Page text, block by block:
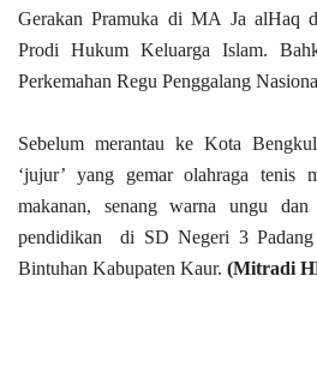
Gerakan Pramuka di MA Ja alHaq
Prodi Hukum Keluarga Islam.
Perkemahan Regu Penggalang
Sebelum merantau ke Kota
‘jujur’ yang gemar olahraga tenis
makanan, senang warna ungu
pendidikan di SD Negeri 3
Bintuhan Kabupaten Kaur. (Mitradi